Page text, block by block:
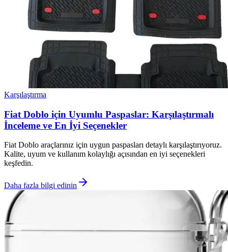
Karşılaştırma
Fiat Doblo için Uyumlu Paspaslar: Karşılaştırmalı
İnceleme ve En İyi Seçenekler
Fiat Doblo araçlarınız için uygun paspasları detaylı karşılaştırıyoruz.
Kalite, uyum ve kullanım kolaylığı açısından en iyi seçenekleri
keşfedin.
Daha fazla bilgi edinin